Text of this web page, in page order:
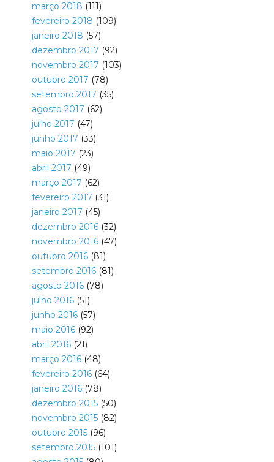
março 2018 (111)
fevereiro 2018 (109)
janeiro 2018 (57)
dezembro 2017 (92)
novembro 2017 (103)
outubro 2017 (78)
setembro 2017 (35)
agosto 2017 (62)
julho 2017 (47)
junho 2017 (33)
maio 2017 (23)
abril 2017 (49)
março 2017 (62)
fevereiro 2017 (31)
janeiro 2017 (45)
dezembro 2016(32)
novembro 2016(47)
outubro 2016(81)
setembro 2016(81)
agosto 2016(78)
julho 2016(51)
junho 2016(57)
maio 2016(92)
abril 2016(21)
março 2016(48)
fevereiro 2016(64)
janeiro 2016(78)
dezembro 2015(50)
novembro 2015(82)
outubro 2015(96)
setembro 2015(101)